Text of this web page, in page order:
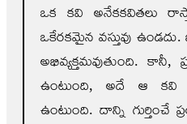
ఒక కవి అనేకకవితలు
ఒకేరకమైన వస్తువు ఉండదు.
అభివ్యక్తమవుతుంది. కానీ,
ఉంటుంది, అదే ఆ కవి
ఉంటుంది. దాన్ని గుర్తించే